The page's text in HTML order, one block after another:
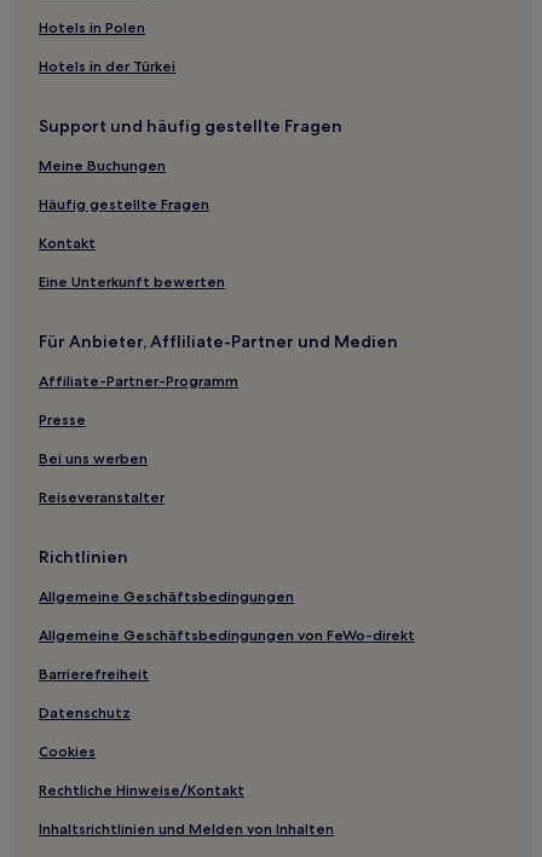
Hotels in Polen
Hotels in der Türkei
Support und häufig gestellte Fragen
Meine Buchungen
Häufig gestellte Fragen
Kontakt
Eine Unterkunft bewerten
Für Anbieter, Affliliate-Partner und Medien
Affiliate-Partner-Programm
Presse
Bei uns werben
Reiseveranstalter
Richtlinien
Allgemeine Geschäftsbedingungen
Allgemeine Geschäftsbedingungen von FeWo-direkt
Barrierefreiheit
Datenschutz
Cookies
Rechtliche Hinweise/Kontakt
Inhaltsrichtlinien und Melden von Inhalten